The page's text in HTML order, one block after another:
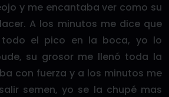
y me encantaba ver como su
A los minutos me dice que
todo el pico en la boca, yo lo
su grosor me llenó toda la
con fuerza y a los minutos me
semen, yo se la chupé mas